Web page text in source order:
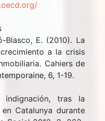
Blasco, E. (2010). La
a la crisis
Cahiers de
6, 1-19.
indignación, tras la
Catalunya durante